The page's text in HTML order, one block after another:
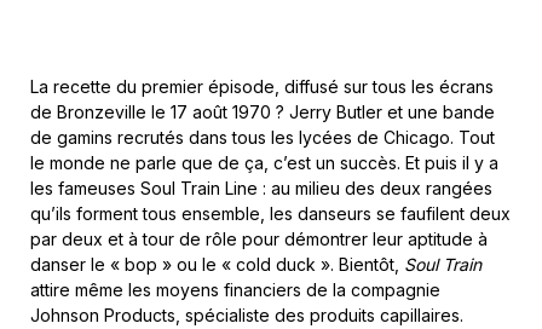
La recette du premier épisode, diffusé sur tous les écrans
de Bronzeville le 17 août 1970 ? Jerry Butler et une bande
de gamins recrutés dans tous les lycées de Chicago. Tout
le monde ne parle que de ça, c’est un succès. Et puis il y a
les fameuses Soul Train Line : au milieu des deux rangées
qu’ils forment tous ensemble, les danseurs se faufilent deux
par deux et à tour de rôle pour démontrer leur aptitude à
danser le « bop » ou le « cold duck ». Bientôt, Soul Train
attire même les moyens financiers de la compagnie
Johnson Products, spécialiste des produits capillaires.